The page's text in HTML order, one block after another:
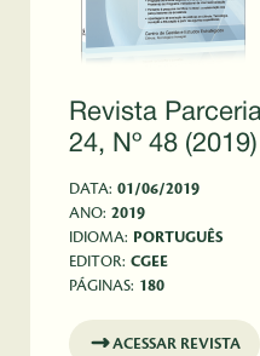
Revista
24, Nº 48 (2019)
DATA: 01/06/2019
ANO: 2019
IDIOMA: PORTUGUÊS
EDITOR: CGEE
PÁGINAS: 180
ACESSAR REVISTA